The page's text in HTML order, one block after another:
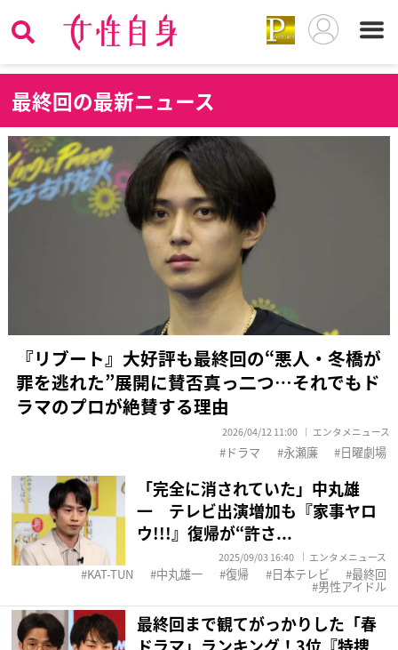
最終回の最新ニュース
『リブート』大好評も最終回の“悪人・冬橋が
罪を逃れた”展開に賛否真っ二つ…それでもド
ラマのプロが絶賛する理由
2026/04/12 11:00 エンタメニュース
ドラマ 永瀬廉 日曜劇場
「完全に消されていた」中丸雄
一 テレビ出演増加も『家事ヤロ
ウ!!!』復帰が“許さ...
2025/09/03 16:40 エンタメニュース
KAT-TUN 中丸雄一 復帰 日本テレビ 最終回
男性アイドル
最終回まで観てがっかりした「春
ドラマ」ランキング！3位『特捜